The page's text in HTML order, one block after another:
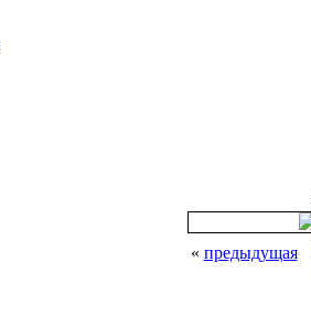
« предыдущая